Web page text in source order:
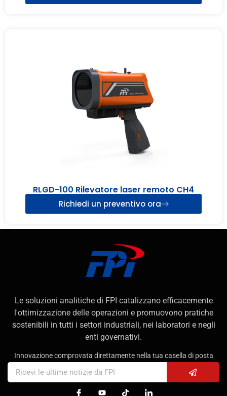
RLGD-100 Rilevatore laser remoto CH4
Richiedi un preventivo ora
Le soluzioni analitiche di FPI catalizzano efficacemente
l'ottimizzazione delle operazioni e promuovono pratiche
sostenibili in tutti i settori industriali, nei laboratori e negli
enti governativi.
Innovazione comprovata direttamente nella tua casella di posta